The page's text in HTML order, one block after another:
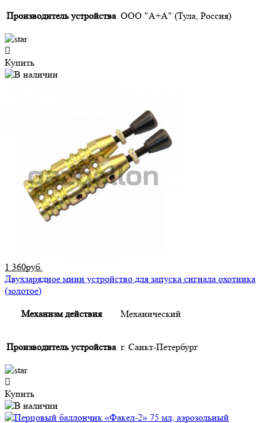
Производитель устройства ООО "А+А" (Тула, Россия)
Купить
1 360руб.
Двухзарядное мини устройство для запуска сигнала охотника
(золотое)
Механизм действия Механический
Производитель устройства г. Санкт-Петербург
Купить